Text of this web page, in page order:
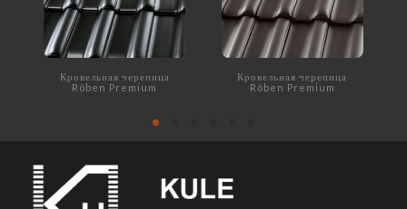
Кровельная черепица
Röben Premium
Кровельная черепица
Röben Premium